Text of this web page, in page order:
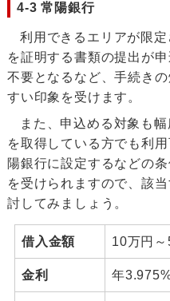
4-3 常陽銀行
利用できるエリアが限
を証明する書類の提出が
不要となるなど、手続き
すい印象を受けます。
また、申込める対象も
を取得している方でも利
陽銀行に設定するなどの
を受けられますので、該
討してみましょう。
借入金額 10万円～
金利 年